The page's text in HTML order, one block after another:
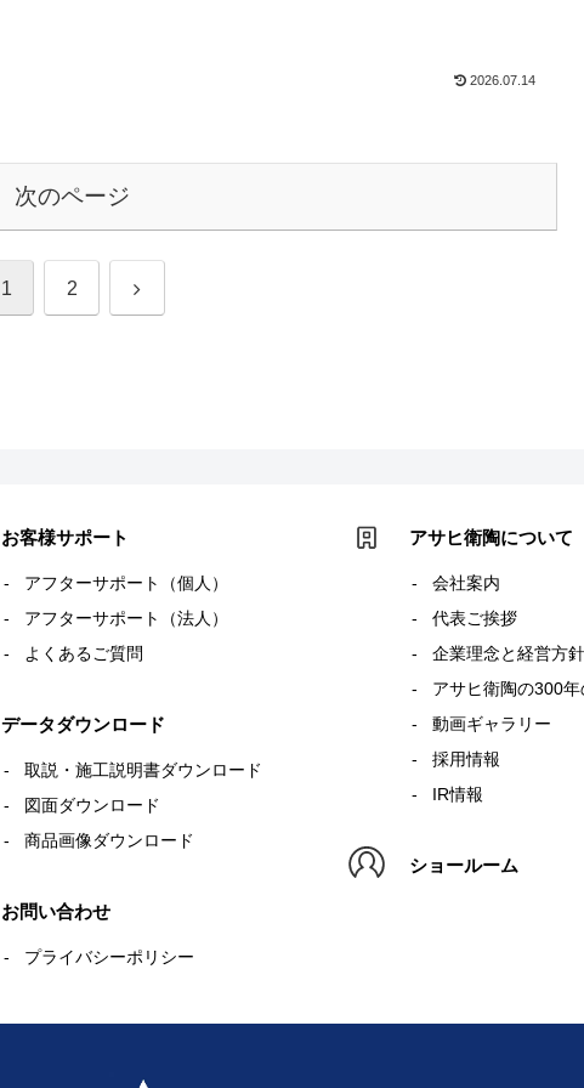
2026.07.14
次のページ
1 2 次
お客様サポート
アフターサポート（個人）
アフターサポート（法人）
よくあるご質問
データダウンロード
取説・施工説明書ダウンロード
図面ダウンロード
商品画像ダウンロード
お問い合わせ
プライバシーポリシー
アサヒ衛陶について
会社案内
代表ご挨拶
企業理念と経営方針
アサヒ衛陶の300
動画ギャラリー
採用情報
IR情報
ショールーム